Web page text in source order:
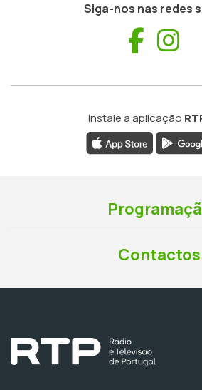
Siga-nos nas redes
Instale a aplicação
Contactos